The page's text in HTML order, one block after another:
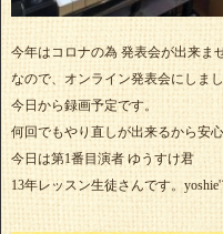
今年はコロナの為 発表会が出来ま
なので、オンライン発表会にしま
今日から録画予定です。
何回でもやり直しが出来るから安心
今日は第1番目演者 ゆうすけ君